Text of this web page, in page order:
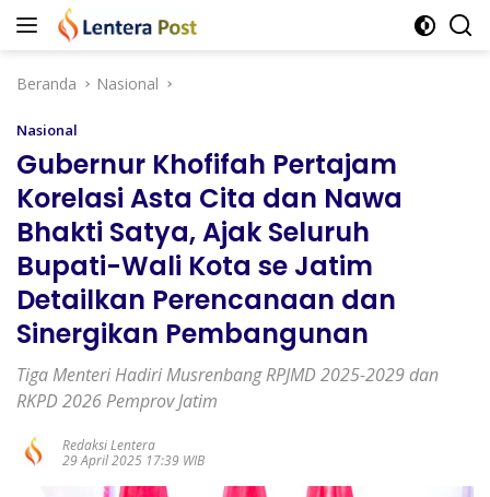
Langsung
Beranda
Nasional
Nasional
Gubernur Khofifah Pertajam
Korelasi Asta Cita dan Nawa
Bhakti Satya, Ajak Seluruh
Bupati-Wali Kota se Jatim
Detailkan Perencanaan dan
Sinergikan Pembangunan
Tiga Menteri Hadiri Musrenbang RPJMD 2025-2029 dan
RKPD 2026 Pemprov Jatim
Redaksi Lentera
29 April 2025 17:39 WIB